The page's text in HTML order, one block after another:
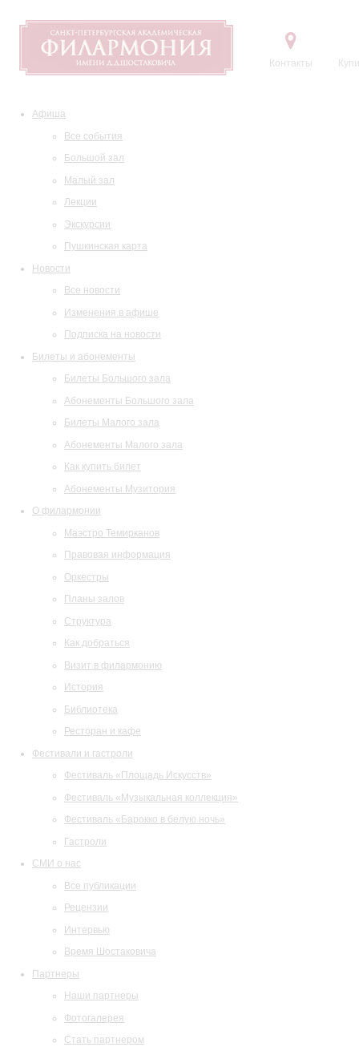
Контакты
Афиша
Все события
Большой зал
Малый зал
Лекции
Экскурсии
Пушкинская карта
Новости
Все новости
Изменения в афише
Подписка на новости
Билеты и абонементы
Билеты Большого зала
Абонементы Большого зала
Билеты Малого зала
Абонементы Малого зала
Как купить билет
Абонементы Музитория
О филармонии
Маэстро Темирканов
Правовая информация
Оркестры
Планы залов
Структура
Как добраться
Визит в филармонию
История
Библиотека
Ресторан и кафе
Фестивали и гастроли
Фестиваль «Площадь Искусств»
Фестиваль «Музыкальная коллекция»
Фестиваль «Барокко в белую ночь»
Гастроли
СМИ о нас
Все публикации
Рецензии
Интервью
Время Шостаковича
Партнеры
Наши партнеры
Фотогалерея
Стать партнером